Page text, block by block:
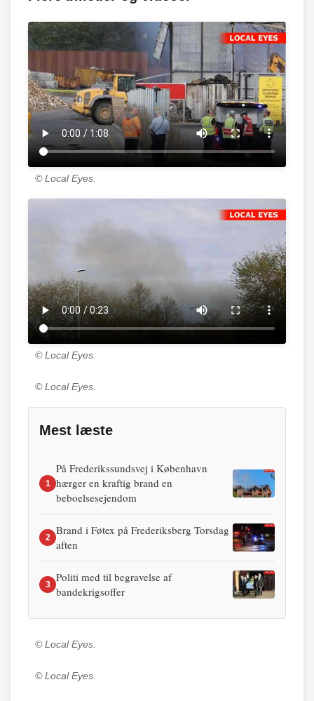
© Local Eyes.
© Local Eyes.
© Local Eyes.
Mest læste
1
På Frederikssundsvej i København
hærger en kraftig brand en
beboelsesejendom
2
Brand i Føtex på Frederiksberg Torsdag
aften
3
Politi med til begravelse af
bandekrigsoffer
© Local Eyes.
© Local Eyes.